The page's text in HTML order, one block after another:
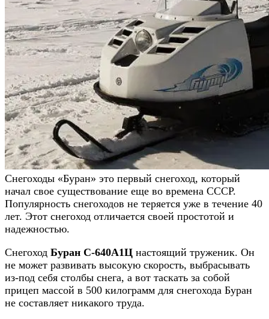
Снегоходы «Буран» это первый снегоход, который
начал свое существование еще во времена СССР.
Популярность снегоходов не теряется уже в течение 40
лет. Этот снегоход отличается своей простотой и
надежностью.
Снегоход Буран С-640А1Ц настоящий труженик. Он
не может развивать высокую скорость, выбрасывать
из-под себя столбы снега, а вот таскать за собой
прицеп массой в 500 килограмм для снегохода Буран
не составляет никакого труда.